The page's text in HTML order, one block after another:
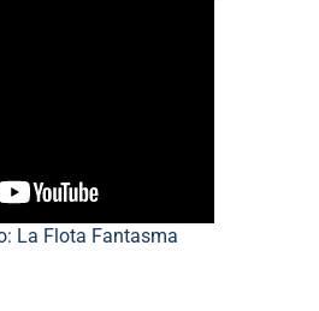
La Flota Fantasma